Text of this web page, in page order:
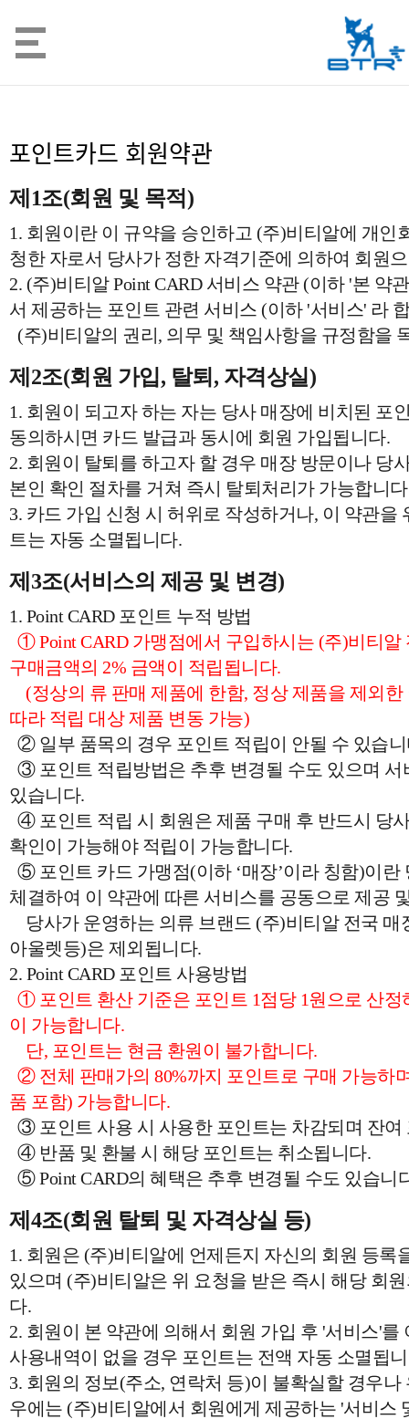
포인트카드 회원약관
제1조(회원 및 목적)
1. 회원이란 이 규약을 승인하고 (주)비티알에 개
청한 자로서 당사가 정한 자격기준에 의하여 회원
2. (주)비티알 Point CARD 서비스 약관 (이하 '본 약
서 제공하는 포인트 관련 서비스 (이하 '서비스' 라
(주)비티알의 권리, 의무 및 책임사항을 규정함을
제2조(회원 가입, 탈퇴, 자격상실)
1. 회원이 되고자 하는 자는 당사 매장에 비치된 포
동의하시면 카드 발급과 동시에 회원 가입됩니다.
2. 회원이 탈퇴를 하고자 할 경우 매장 방문이나 당
본인 확인 절차를 거쳐 즉시 탈퇴처리가 가능합니
3. 카드 가입 신청 시 허위로 작성하거나, 이 약관
트는 자동 소멸됩니다.
제3조(서비스의 제공 및 변경)
1. Point CARD 포인트 누적 방법
① Point CARD 가맹점에서 구입하시는 (주)비티
구매금액의 2% 금액이 적립됩니다.
(정상의 류 판매 제품에 한함, 정상 제품을 제외
따라 적립 대상 제품 변동 가능)
② 일부 품목의 경우 포인트 적립이 안될 수 있습
③ 포인트 적립방법은 추후 변경될 수도 있으며
있습니다.
④ 포인트 적립 시 회원은 제품 구매 후 반드시 당
확인이 가능해야 적립이 가능합니다.
⑤ 포인트 카드 가맹점(이하 ‘매장’이라 칭함)이
체결하여 이 약관에 따른 서비스를 공동으로 제공
당사가 운영하는 의류 브랜드 (주)비티알 전국 매
아울렛등)은 제외됩니다.
2. Point CARD 포인트 사용방법
① 포인트 환산 기준은 포인트 1점당 1원으로 산정
이 가능합니다.
단, 포인트는 현금 환원이 불가합니다.
② 전체 판매가의 80%까지 포인트로 구매 가능하
품 포함) 가능합니다.
③ 포인트 사용 시 사용한 포인트는 차감되며 잔여
④ 반품 및 환불 시 해당 포인트는 취소됩니다.
⑤ Point CARD의 혜택은 추후 변경될 수도 있습니
제4조(회원 탈퇴 및 자격상실 등)
1. 회원은 (주)비티알에 언제든지 자신의 회원 등록
있으며 (주)비티알은 위 요청을 받은 즉시 해당 회
다.
2. 회원이 본 약관에 의해서 회원 가입 후 '서비스'
사용내역이 없을 경우 포인트는 전액 자동 소멸됩
3. 회원의 정보(주소, 연락처 등)이 불확실할 경우
우에는 (주)비티알에서 회원에게 제공하는 '서비스